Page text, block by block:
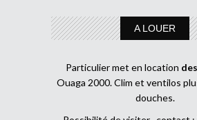
A LOUER
Particulier met en location
Ouaga 2000. Clim et ventilos
douches.